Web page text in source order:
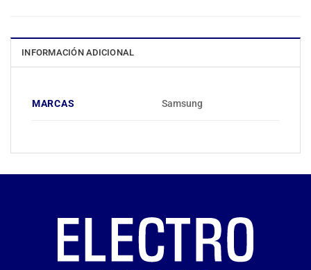
INFORMACIÓN ADICIONAL
MARCAS Samsung